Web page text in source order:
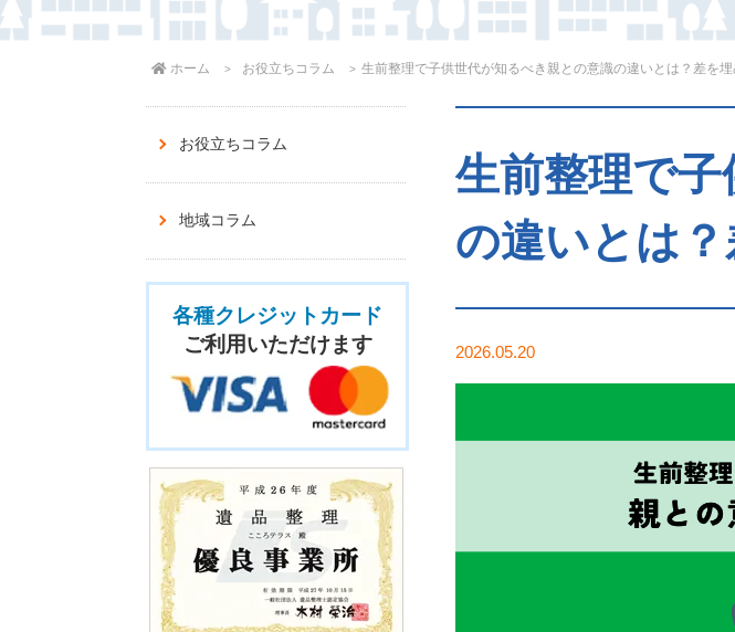
ホーム お役立ちコラム 生前整理で子供世代が知るべき親との意識の違いとは？差を
生前整理で
の違いとは
2026.05.20
お役立ちコラム
地域コラム
各種クレジットカード
ご利用いただけます